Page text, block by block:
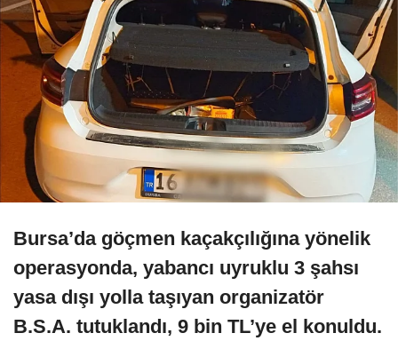
Bursa’da göçmen kaçakçılığına yönelik
operasyonda, yabancı uyruklu 3 şahsı
yasa dışı yolla taşıyan organizatör
B.S.A. tutuklandı, 9 bin TL’ye el konuldu.